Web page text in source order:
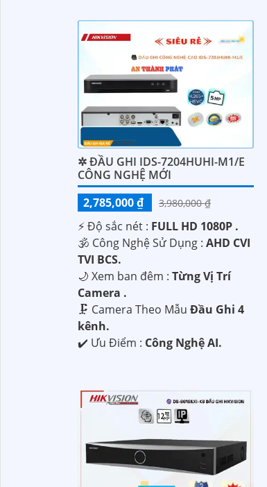
✲ ĐẦU GHI IDS-7204HUHI-M1/E
CÔNG NGHỆ MỚI
2,785,000 ₫
3,980,000 ₫
️⚡ Độ sắc nét : FULL HD 1080P .
🕉️ Công Nghệ Sử Dụng : AHD CVI
TVI BCS.
🌙 Xem ban đêm : Từng Vị Trí
Camera .
🗜️ Camera Theo Mẫu Đầu Ghi 4
kênh.
️✔️ Ưu Điểm : Công Nghệ AI.